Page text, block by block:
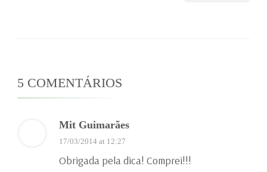
5 COMENTÁRIOS
Mit Guimarães
17/03/2014 at 12:27
Obrigada pela dica! Comprei!!!